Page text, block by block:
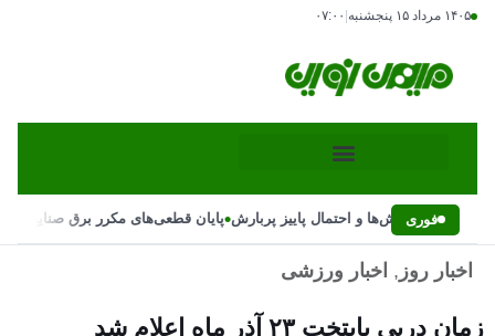
۱۴۰۵ مرداد ۱۵ پنجشنبه ۰۷:۰۰
فوری
ناگهانی بارش‌ها و احتمال پاییز پربارش •پایان قطعی‌های مکرر برق صنایع با
اخبار روز , اخبار ورزشی
زمان دربی پایتخت ۲۳ آذر ماه اعلام شد